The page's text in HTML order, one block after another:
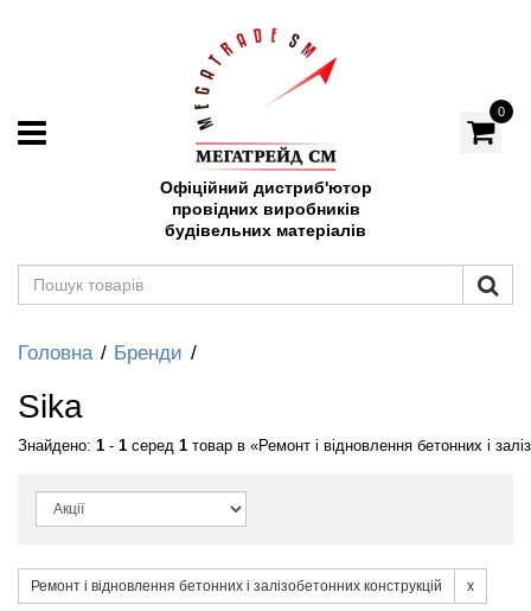
Офіційний дистриб'ютор
провідних виробників
будівельних матеріалів
0
Головна Бренди
Sika
Знайдено: 1 - 1 серед 1 товар в Ремонт і відновлення бетонних і
Ремонт і відновлення бетонних і залізобетонних конструкцій